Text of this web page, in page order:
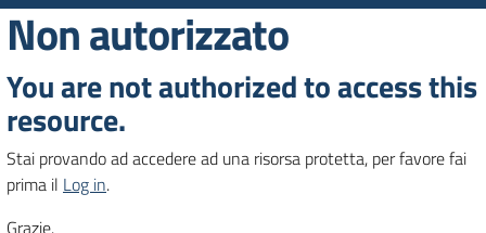
Amministrazione
Servizi
Non autorizzato
You are not authorized to access this
resource.
Stai provando ad accedere ad una risorsa protetta, per favore fai
prima il Log in.
Grazie.